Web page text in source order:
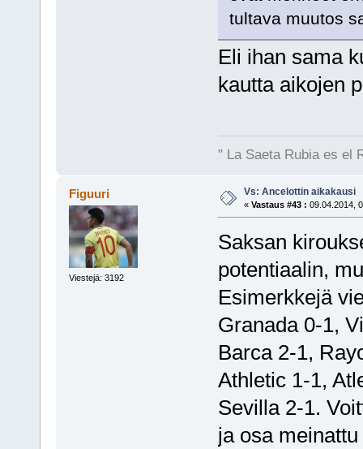
tultava muutos
Eli ihan sama
kautta aikojen
" La Saeta Rubia es el
Figuuri
Viestejä: 3192
Vs: Ancelottin aikakausi
« Vastaus #43 : 09.04.2014,
Saksan
potentiaalin,
Esimerkkejä
Granada 0-1,
Barca 2-1,
Athletic 1-1,
Sevilla 2-1.
ja osa